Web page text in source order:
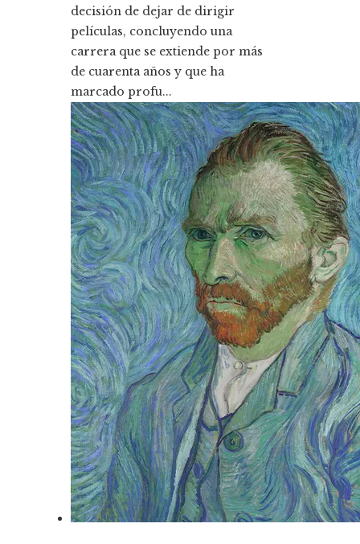
decisión de dejar de dirigir
películas, concluyendo una
carrera que se extiende por más
de cuarenta años y que ha
marcado profu...